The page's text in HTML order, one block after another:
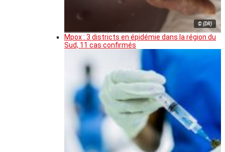
© (DR)
Mpox : 3 districts en épidémie dans la région du
Sud, 11 cas confirmés